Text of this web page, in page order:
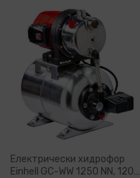
Електрически хидрофор
Einhell GC-WW 1250 NN, 1200